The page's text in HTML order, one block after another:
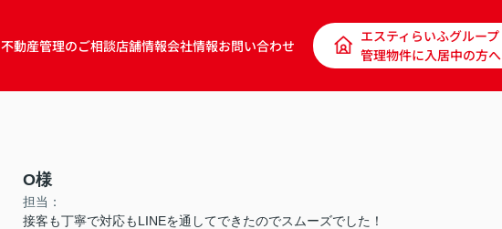
不動産管理のご相談店舗情報会社情報お問い合わせ
エスティらいふグループ
管理物件に入居中の方へ
O様
担当：
接客も丁寧で対応もLINEを通してできたのでスムーズでした！